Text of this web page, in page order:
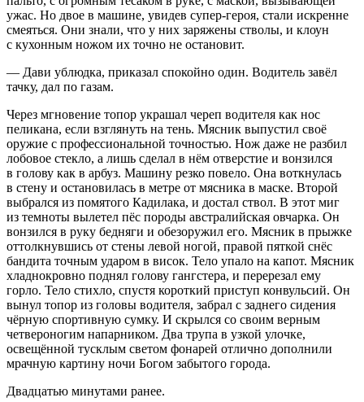
ужас. Но двое в машине, увидев супер-героя, стали искренне
смеяться. Они знали, что у них заряжены стволы, и клоун
с кухонным ножом их точно не остановит.
— Дави ублюдка, приказал спокойно один. Водитель завёл
тачку, дал по газам.
Через мгновение топор украшал череп водителя как нос
пеликана, если взглянуть на тень. Мясник выпустил своё
оружие с профессиональной точностью. Нож даже не разбил
лобовое стекло, а лишь сделал в нём отверстие и вонзился
в голову как в арбуз. Машину резко повело. Она воткнулась
в стену и остановилась в метре от мясника в маске. Второй
выбрался из помятого Кадилака, и достал ствол. В этот миг
из темноты вылетел пёс породы австралийская овчарка. Он
вонзился в руку бедняги и обезоружил его. Мясник в прыжке
оттолкнувшись от стены левой ногой, правой пяткой снёс
бандита точным ударом в висок. Тело упало на капот. Мясник
хладнокровно поднял голову гангстера, и перерезал ему
горло. Тело стихло, спустя короткий приступ конвульсий. Он
вынул топор из головы водителя, забрал с заднего сидения
чёрную спортивную сумку. И скрылся со своим верным
четвероногим напарником. Два трупа в узкой улочке,
освещённой тусклым светом фонарей отлично дополнили
мрачную картину ночи Богом забытого города.
Двадцатью минутами ранее.